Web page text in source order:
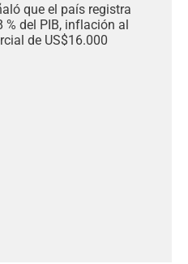
que el país registra
del PIB, inflación al
de US$16.000